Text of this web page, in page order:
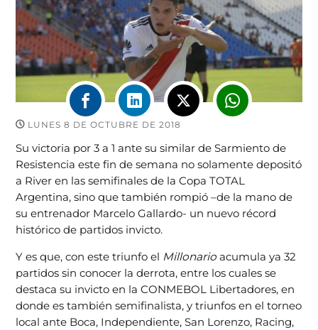
LUNES 8 DE OCTUBRE DE 2018
Su victoria por 3 a 1 ante su similar de Sarmiento de
Resistencia este fin de semana no solamente depositó
a River en las semifinales de la Copa TOTAL
Argentina, sino que también rompió –de la mano de
su entrenador Marcelo Gallardo- un nuevo récord
histórico de partidos invicto.
Y es que, con este triunfo el Millonarioacumula ya 32
partidos sin conocer la derrota, entre los cuales se
destaca su invicto en la CONMEBOL Libertadores, en
donde es también semifinalista, y triunfos en el torneo
local ante Boca, Independiente, San Lorenzo, Racing,